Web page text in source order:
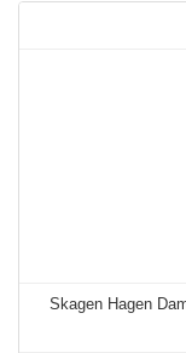
Skagen Hagen